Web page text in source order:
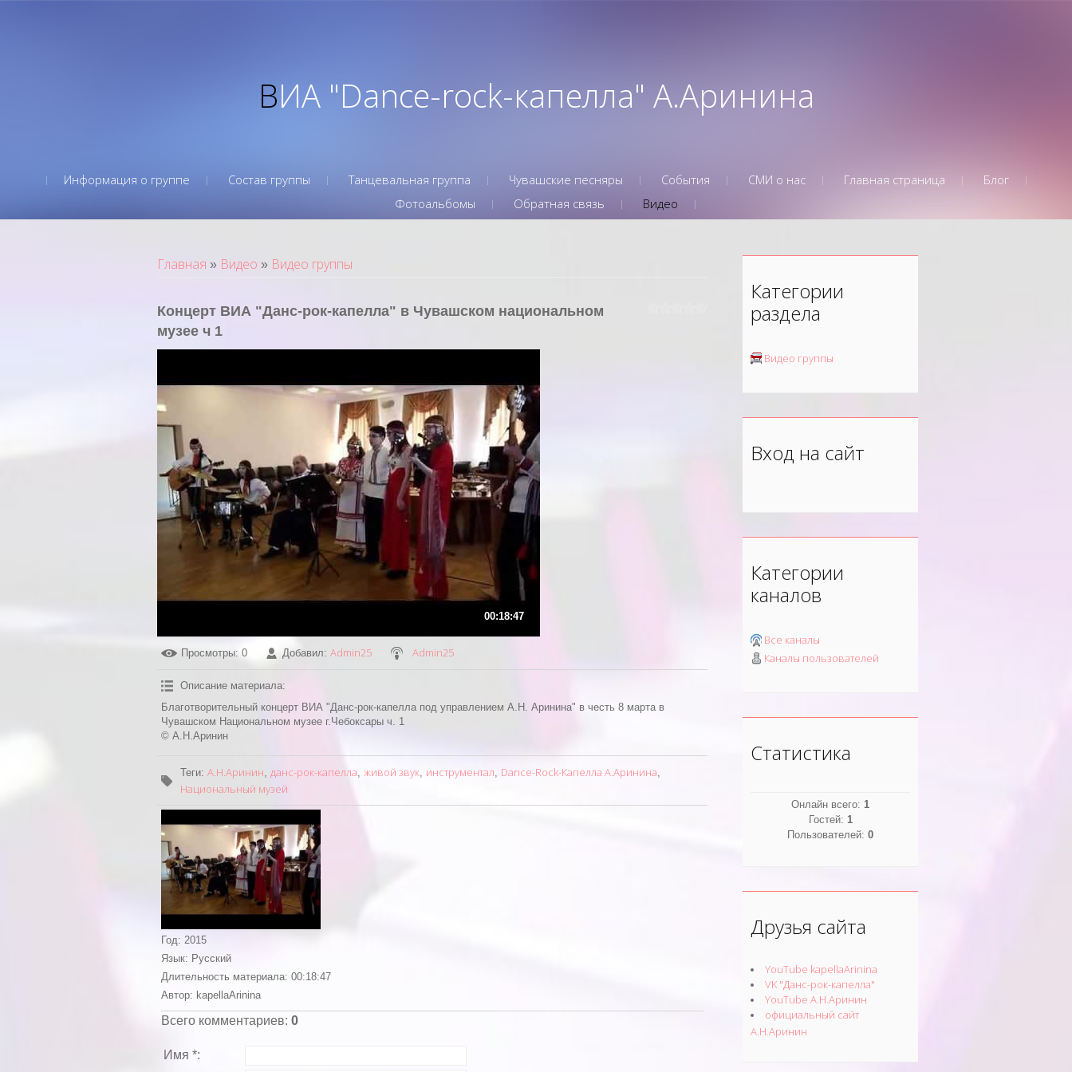
ВИА "Dance-rock-капелла" А.Аринина
Информация о группе Состав группы Танцевальная группа Чувашские песняры События СМИ о нас Главная страница
Блог
Фотоальбомы
Обратная связь Видео
Главная » Видео » Видео группы
Концерт ВИА "Данс-рок-капелла" в Чувашском национальном
музее ч 1
00:18:47
Просмотры: 0 Добавил: Admin25 Admin25
Описание материала:
Благотворительный концерт ВИА "Данс-рок-капелла под управлением А.Н. Аринина" в честь 8 марта в
Чувашском Национальном музее г.Чебоксары ч. 1
© А.Н.Аринин
Теги: А.Н.Аринин, данс-рок-капелла, живой звук, инструментал, Dance-Rock-Капелла А.Аринина,
Национальный музей
Год: 2015
Язык: Русский
Длительность материала: 00:18:47
Автор: kapellaArinina
Всего комментариев: 0
Имя *:
Категории
раздела
Видео группы
Вход на сайт
Категории
каналов
Все каналы
Каналы пользователей
Статистика
Онлайн всего: 1
Гостей: 1
Пользователей: 0
Друзья сайта
YouTube kapellaArinina
VK "Данс-рок-капелла"
YouTube А.Н.Аринин
официальный сайт
А.Н.Аринин